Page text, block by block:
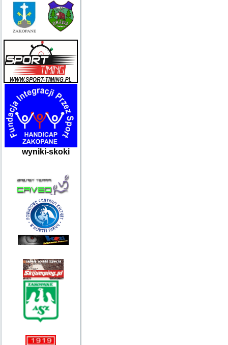
wyniki-skoki